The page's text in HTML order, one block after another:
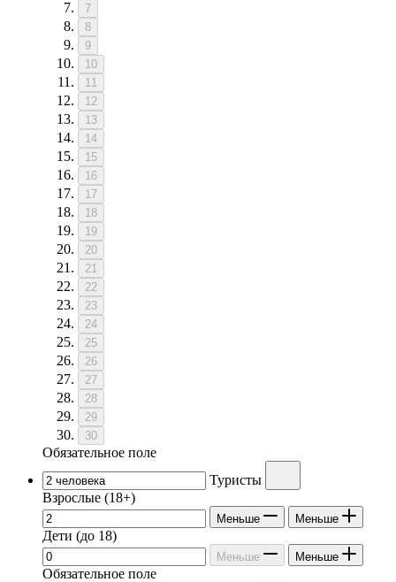
7
8
9
10
11
12
13
14
15
16
17
18
19
20
21
22
23
24
25
26
27
28
29
30
Обязательное поле
Туристы
Взрослые (18+)
Меньше Меньше
Дети (до 18)
Меньше Меньше
Обязательное поле